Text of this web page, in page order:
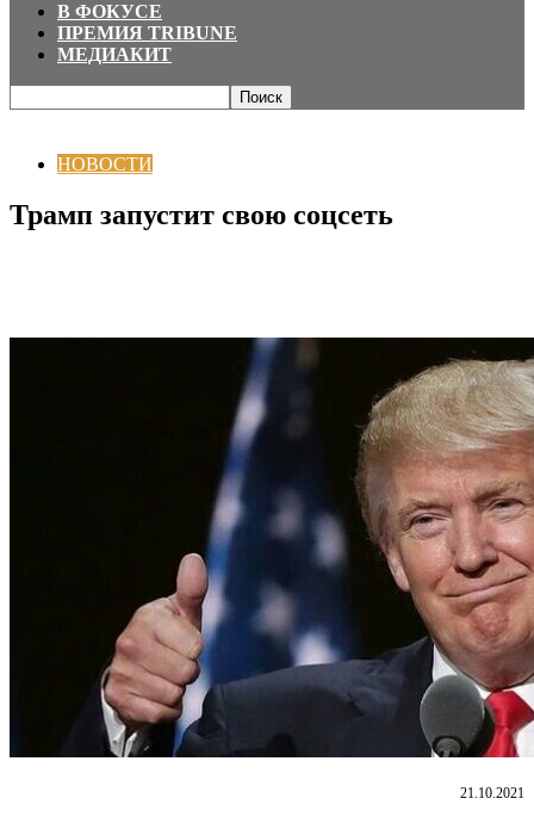
В ФОКУСЕ
ПРЕМИЯ TRIBUNE
МЕДИАКИТ
НОВОСТИ
Трамп запустит свою соцсеть
21.10.2021